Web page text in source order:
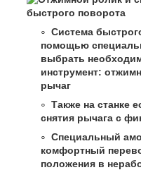
Система
помощью
выбрать
инструмент:
рычаг
Также на станке
снятия рычага с
Специальный
комфортный
положения в